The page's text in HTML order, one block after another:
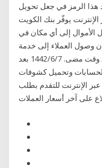
ويساعد هذا الرمز في جعل تحويل
الإنترنت يوفّر بنك الكويت
الأموال إلى أي مكان في
وصول العملاء إلى خدمة
تحويل الأموال بسهولة وأمان أكثر من أي وقت مضى. 7‏‏/6‏‏/1442 بعد
وتحميل كشوفات
الإنترنت للتقدم بطلب